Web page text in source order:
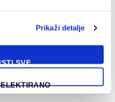
Prikaži detalje
SVE
zablistao u evropskom
Salzburgu pobjedu protiv